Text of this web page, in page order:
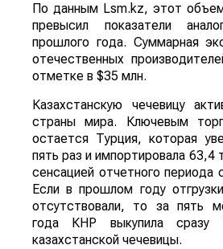
По данным Lsm.kz, этот
превысил показатели
прошлого года. Суммарная
отечественных
отметке в $35 млн.
Казахстанскую чечевицу
страны мира. Ключевым
остается Турция, которая
пять раз и импортировала 63,4
сенсацией отчетного периода
Если в прошлом году
отсутствовали, то за пять
года КНР выкупила
казахстанской чечевицы.